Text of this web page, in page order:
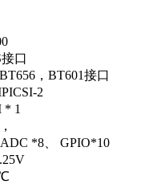
口
，BT601接口
2
* 1
*8、 GPIO*10